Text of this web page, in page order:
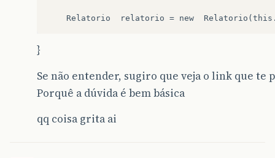
Relatorio relatorio = new Relatorio ( this
}
Se não entender, sugiro que veja o link que te
Porquê a dúvida é bem básica
qq coisa grita ai